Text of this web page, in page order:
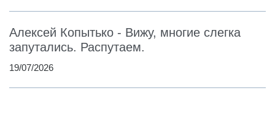
Алексей Копытько - Вижу, многие слегка
запутались. Распутаем.
19/07/2026